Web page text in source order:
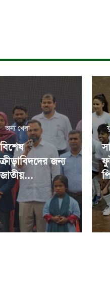
অন্য খেলা
বিশেষ
ক্রীড়াবিদদের জন্য
জাতীয়...